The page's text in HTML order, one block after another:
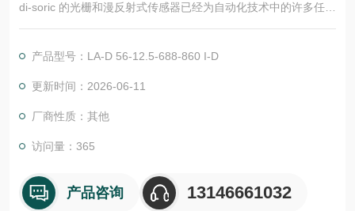
di-soric 的光栅和漫反射式传感器已经为自动化技术中的许多任务
领域开发了多种型号和功能原理。这些产品适用于快速、安全的
器.LHT 41 M 0.2 G3-T3德国德森瑞 DISORIC传感器Disoric德森
瑞 德森瑞 德森瑞 德森瑞 德森瑞 德国Disoric LA开关
产品型号：LA-D 56-12.5-688-860 I-D
更新时间：2026-06-11
厂商性质：其他
访问量：365
产品咨询 13146661032